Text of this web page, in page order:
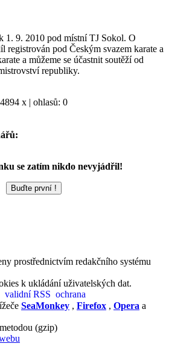
1. 9. 2010 pod místní TJ Sokol. O
registrován pod Českým svazem karate a
a můžeme se účastnit soutěží od
republiky.
x | ohlasů: 0
se zatím nikdo nevyjádřil!
prostřednictvím redakčního systému
k ukládání uživatelských dat.
SeaMonkey , Firefox , Opera a
metodou (gzip)